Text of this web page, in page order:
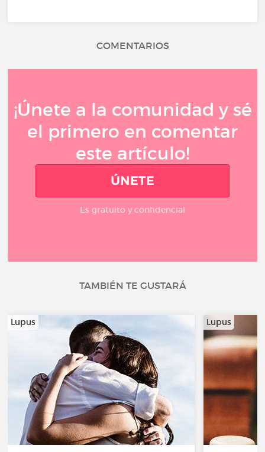
COMENTARIOS
¡Únete a la comunidad y sé
el primero en comentar
este artículo!
ÚNETE
Es gratuito y confidencial
TAMBIÉN TE GUSTARÁ
Lupus Lupus